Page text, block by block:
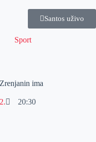
Santos uživo
Sport
ima
20:30